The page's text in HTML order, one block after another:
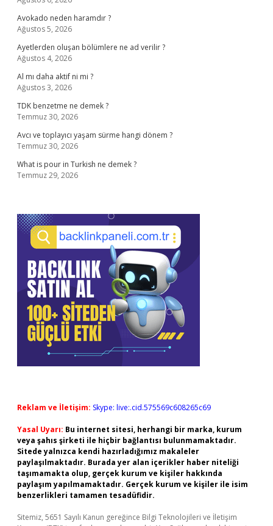
Avokado neden haramdır ?
Ağustos 5, 2026
Ayetlerden oluşan bölümlere ne ad verilir ?
Ağustos 4, 2026
Al mı daha aktif ni mi ?
Ağustos 3, 2026
TDK benzetme ne demek ?
Temmuz 30, 2026
Avcı ve toplayıcı yaşam sürme hangi dönem ?
Temmuz 30, 2026
What is pour in Turkish ne demek ?
Temmuz 29, 2026
Reklam ve İletişim: Skype: live:.cid.575569c608265c69
Yasal Uyarı: Bu internet sitesi, herhangi bir marka, kurum
veya şahıs şirketi ile hiçbir bağlantısı bulunmamaktadır.
Sitede yalnızca kendi hazırladığımız makaleler
paylaşılmaktadır. Burada yer alan içerikler haber niteliği
taşımamakta olup, gerçek kurum ve kişiler hakkında
paylaşım yapılmamaktadır. Gerçek kurum ve kişiler ile isim
benzerlikleri tamamen tesadüfidir.
Sitemiz, 5651 Sayılı Kanun gereğince Bilgi Teknolojileri ve İletişim